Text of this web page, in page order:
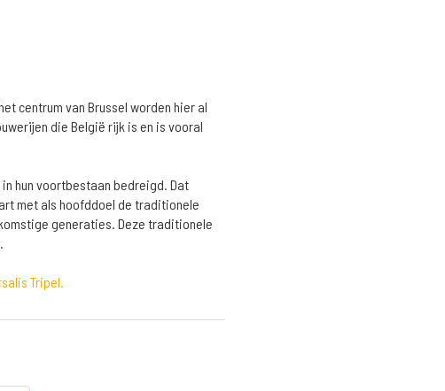
centrum van Brussel worden hier al
die België rijk is en is vooral
hun voortbestaan bedreigd. Dat
met als hoofddoel de traditionele
generaties. Deze traditionele
Tripel.